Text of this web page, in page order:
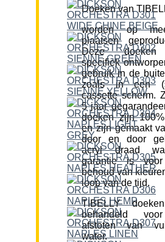
Doeken van
worden op
plaatsen
Deze
specifiek
gebruik in de
zoals in een
cassette scherm.
5 jaar
doeken zijn
en zijn gemaakt
door en door
acryl draad
garantie is
behoud van
loop van de tijd.
TIBELLY
behandeld
afstoten van
water.